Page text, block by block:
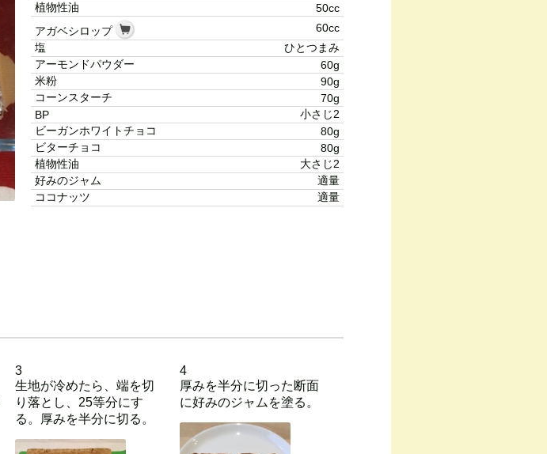
植物性油
50cc
アガベシロップ
60cc
塩
ひとつまみ
アーモンドパウダー
60g
米粉
90g
コーンスターチ
70g
BP
小さじ2
ビーガンホワイトチョコ
80g
ビターチョコ
80g
植物性油
大さじ2
好みのジャム
適量
ココナッツ
適量
3
生地が冷めたら、端を切
り落とし、25等分にす
る。厚みを半分に切る。
4
厚みを半分に切った断面
に好みのジャムを塗る。